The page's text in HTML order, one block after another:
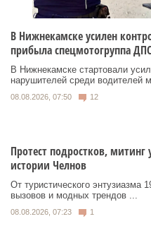
В Нижнекамске усилен
прибыла спецмотогруппа ДПС
В Нижнекамске стартовали
нарушителей среди водителей
08.08.2026, 07:50 12
Протест подростков,
истории Челнов
От туристического энтузиазма
вызовов и модных трендов ...
08.08.2026, 07:23 1